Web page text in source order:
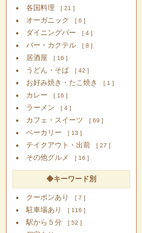
各国料理 [ 21 ]
オーガニック [ 6 ]
ダイニングバー [ 4 ]
バー・カクテル [ 8 ]
居酒屋 [ 16 ]
うどん・そば [ 42 ]
お好み焼き・たこ焼き [ 1 ]
カレー [ 16 ]
ラーメン [ 4 ]
カフェ・スイーツ [ 69 ]
ベーカリー [ 13 ]
テイクアウト・出前 [ 27 ]
その他グルメ [ 16 ]
◆キーワード別
クーポンあり [ 7 ]
駐車場あり [ 116 ]
駅から５分 [ 52 ]